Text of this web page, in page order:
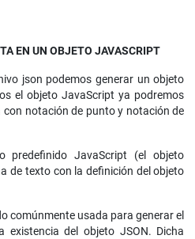
EN UN OBJETO JAVASCRIPT
json podemos generar un objeto
el objeto JavaScript ya podremos
notación de punto y notación de
predefinido JavaScript (el objeto
de texto con la definición del objeto
comúnmente usada para generar el
existencia del objeto JSON. Dicha